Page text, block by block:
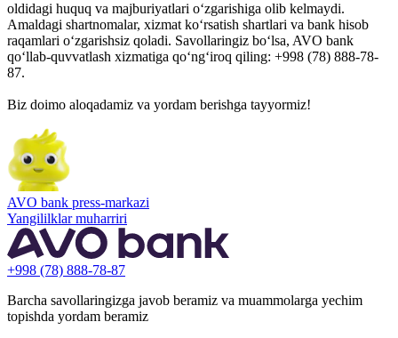
oldidagi huquq va majburiyatlari o‘zgarishiga olib kelmaydi.
Amaldagi shartnomalar, xizmat ko‘rsatish shartlari va bank hisob
raqamlari o‘zgarishsiz qoladi. Savollaringiz bo‘lsa, AVO bank
qo‘llab-quvvatlash xizmatiga qo‘ng‘iroq qiling: +998 (78) 888-78-
87.
Biz doimo aloqadamiz va yordam berishga tayyormiz!
AVO bank press-markazi
Yangililklar muharriri
+998 (78) 888-78-87
Barcha savollaringizga javob beramiz va muammolarga yechim
topishda yordam beramiz